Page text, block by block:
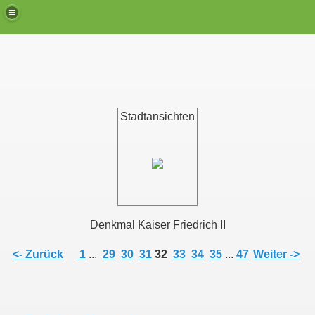
Stadtansichten
Denkmal Kaiser Friedrich II
<- Zurück 1 ... 29 30 31 32 33 34 35 ... 47 Weiter ->